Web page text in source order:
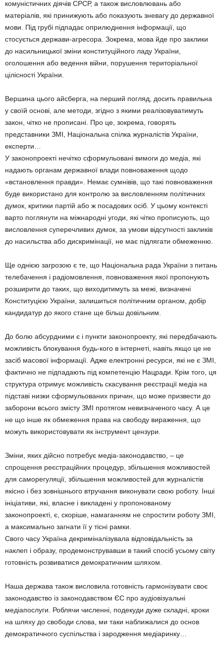
комуністичних діячів СРСР, а також висловлювань або
матеріалів, які принижують або показують зневагу до державної
мови. Під грубі підпадає оприлюднення інформації, що
стосується держави-агресора. Зокрема, мова йде про заклики
до насильницької зміни конституційного ладу України,
оголошення або ведення війни, порушення територіальної
цілісності України.
Вершина цього айсберга, на перший погляд, досить правильна
у своїй основі, але методи, згідно з якими реалізовуватимуть
закон, чітко не прописані. Про це, зокрема, говорять
представники ЗМІ, Національна спілка журналістів України,
експерти…
У законопроекті нечітко сформульовані вимоги до медіа, які
надають органам державної влади повноваження щодо
«встановлення правди». Немає сумнівів, що такі повноваження
буде використано для контролю за висловленням політичних
думок, критики партій або ж посадових осіб. У цьому контексті
варто поглянути на міжнародні угоди, які чітко прописують, що
висловлення суперечливих думок, за умови відсутності закликів
до насильства або дискримінації, не має підлягати обмеженню.
Ще однією загрозою є те, що Національна рада України з питань
телебачення і радіомовлення, повноваження якої пропонують
розширити до таких, що виходитимуть за межі, визначені
Конституцією України, залишиться політичним органом, добір
кандидатур до якого стане ще більш довільним.
До болю абсурдними є і пункти законопроекту, які передбачають
можливість блокування будь-кого в інтернеті, навіть якщо це не
засіб масової інформації. Адже електронні ресурси, які не є ЗМІ,
фактично не підпадають під компетенцію Нацради. Крім того, ця
структура отримує можливість скасування реєстрації медіа на
підставі низки сформульованих причин, що може призвести до
заборони всього змісту ЗМІ протягом невизначеного часу. А це
не що інше як обмеження права на свободу вираження, що
можуть використовувати як інструмент цензури.
Зміни, яких дійсно потребує медіа-законодавство, – це
спрощення реєстраційних процедур, збільшення можливостей
для саморегуляції, збільшення можливостей для журналістів
якісно і без зовнішнього втручання виконувати свою роботу. Інші
ініціативи, які, власне і викладені у пропонованому
законопроекті, є, скоріше, намаганням не спростити роботу ЗМІ,
а максимально загнати її у тісні рамки.
Свого часу Україна декриміналізувала відповідальність за
наклеп і образу, продемонструвавши в такий спосіб усьому світу
готовність розвиватися демократичним шляхом.
Наша держава також висловила готовність гармонізувати своє
законодавство із законодавством ЄС про аудіовізуальні
медіапослуги. Роблячи численні, подекуди дуже складні, кроки
на шляху до свободи слова, ми таки наближалися до основ
демократичного суспільства і зародження медіаринку…